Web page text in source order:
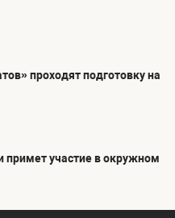
проходят подготовку на
примет участие в окружном